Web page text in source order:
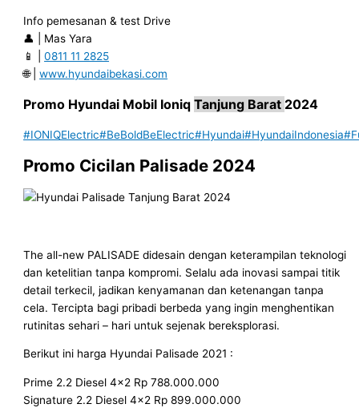
Info pemesanan & test Drive
👤 | Mas Yara
📱 |0811 11 2825
🌐 |www.hyundaibekasi.com
Promo Hyundai Mobil IoniqTanjung Barat 2024
#IONIQElectric#BeBoldBeElectric#Hyundai#HyundaiIndonesia
Promo Cicilan Palisade 2024
The all-new PALISADE didesain dengan keterampilan teknologi
dan ketelitian tanpa kompromi. Selalu ada inovasi sampai titik
detail terkecil, jadikan kenyamanan dan ketenangan tanpa
cela. Tercipta bagi pribadi berbeda yang ingin menghentikan
rutinitas sehari – hari untuk sejenak bereksplorasi.
Berikut ini harga Hyundai Palisade 2021 :
Prime 2.2 Diesel 4×2 Rp 788.000.000
Signature 2.2 Diesel 4×2 Rp 899.000.000